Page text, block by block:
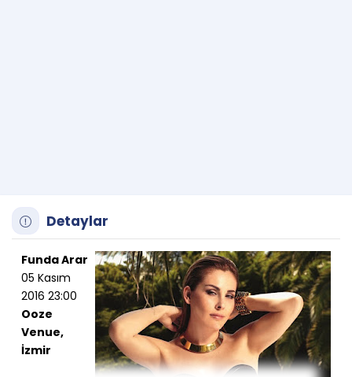
Detaylar
Funda Arar
05 Kasım
2016 23:00
Ooze
Venue,
İzmir